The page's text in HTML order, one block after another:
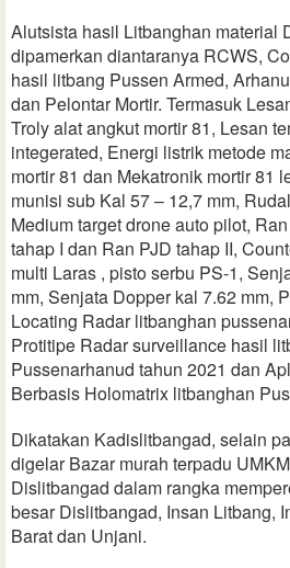
Alutsista hasil Litbanghan material
dipamerkan diantaranya RCWS,
hasil litbang Pussen Armed,
dan Pelontar Mortir. Termasuk
Troly alat angkut mortir 81, Lesan
integerated, Energi listrik metode
mortir 81 dan Mekatronik mortir 81
munisi sub Kal 57 – 12,7 mm,
Medium target drone auto pilot,
tahap I dan Ran PJD tahap II,
multi Laras , pisto serbu PS-1,
mm, Senjata Dopper kal 7.62 mm,
Locating Radar litbanghan
Protitipe Radar surveillance hasil
Pussenarhanud tahun 2021 dan
Berbasis Holomatrix litbanghan
Dikatakan Kadislitbangad, selain
digelar Bazar murah terpadu
Dislitbangad dalam rangka
besar Dislitbangad, Insan Litbang,
Barat dan Unjani.